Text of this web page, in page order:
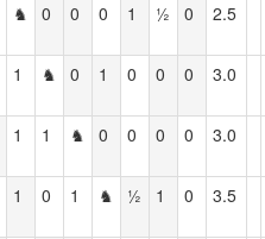
♞ 0 0 0 1 ½ 0 2.5
1 ♞ 0 1 0 0 0 3.0
1 1 ♞ 0 0 0 0 3.0
1 0 1 ♞ ½ 1 0 3.5